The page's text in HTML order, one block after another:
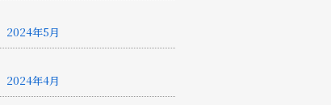
2024年5月
2024年4月